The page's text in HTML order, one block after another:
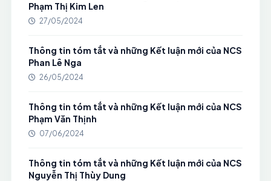
Phạm Thị Kim Len
27/05/2024
Thông tin tóm tắt và những Kết luận mới của NCS
Phan Lê Nga
26/05/2024
Thông tin tóm tắt và những Kết luận mới của NCS
Phạm Văn Thịnh
07/06/2024
Thông tin tóm tắt và những Kết luận mới của NCS
Nguyễn Thị Thùy Dung